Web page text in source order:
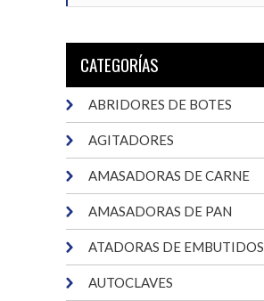
CATEGORÍAS
ABRIDORES DE BOTES
AGITADORES
AMASADORAS DE CARNE
AMASADORAS DE PAN
ATADORAS DE EMBUTIDOS
AUTOCLAVES